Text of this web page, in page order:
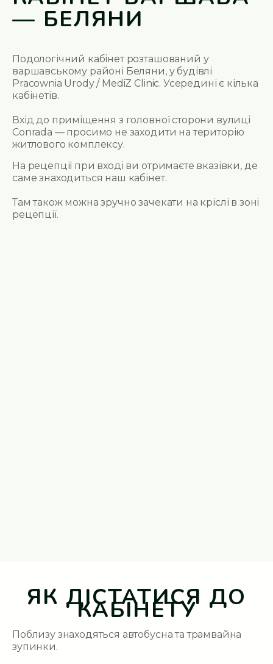
— БЕЛЯНИ
Подологічний кабінет розташований у
варшавському районі Беляни, у будівлі
Pracownia Urody / MediZ Clinic. Усередині є кілька
кабінетів.
Вхід до приміщення з головної сторони вулиці
Conrada — просимо не заходити на територію
житлового комплексу.
На рецепції при вході ви отримаєте вказівки, де
саме знаходиться наш кабінет.
Там також можна зручно зачекати на кріслі в зоні
рецепції.
ЯК ДІСТАТИСЯ ДО
КАБІНЕТУ
Поблизу знаходяться автобусна та трамвайна
зупинки.